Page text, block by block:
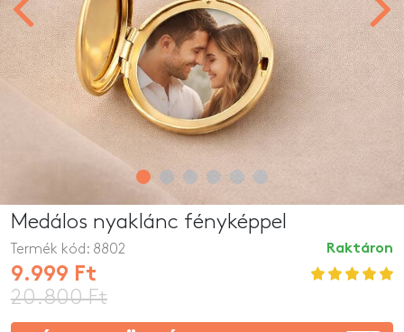
Medálos nyaklánc fényképpel
Raktáron
Termék kód: 8802
9.999 Ft
20.800 Ft